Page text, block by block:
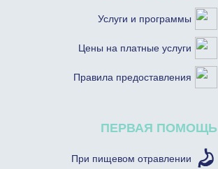
Услуги и программы
Цены на платные услуги
Правила предоставления
ПЕРВАЯ ПОМОЩЬ
При пищевом отравлении